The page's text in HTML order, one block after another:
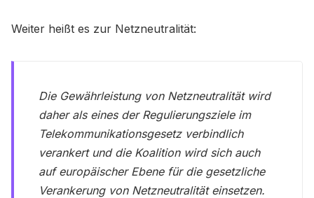
Weiter heißt es zur Netzneutralität:
Die Gewährleistung von Netzneutralität wird
daher als eines der Regulierungsziele im
Telekommunikationsgesetz verbindlich
verankert und die Koalition wird sich auch
auf europäischer Ebene für die gesetzliche
Verankerung von Netzneutralität einsetzen.